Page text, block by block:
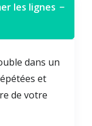
les lignes −
dans un
et
de votre